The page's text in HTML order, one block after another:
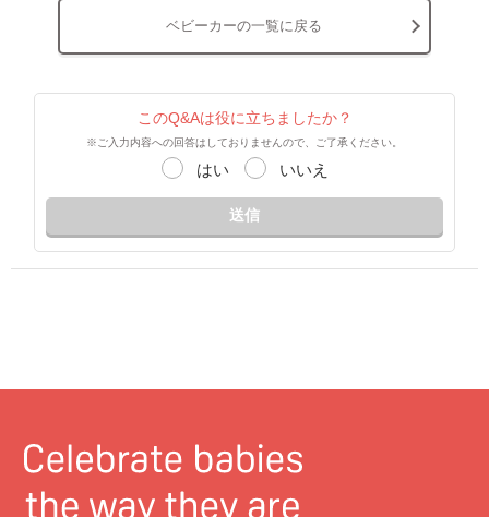
ベビーカーの一覧に戻る
このQ&Aは役に立ちましたか？
※ご入力内容への回答はしておりませんので、ご了承ください。
はい いいえ
送信